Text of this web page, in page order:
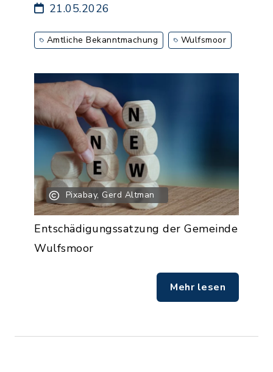
21.05.2026
Amtliche Bekanntmachung Wulfsmoor
Pixabay, Gerd Altman
Entschädigungssatzung der Gemeinde
Wulfsmoor
Mehr lesen